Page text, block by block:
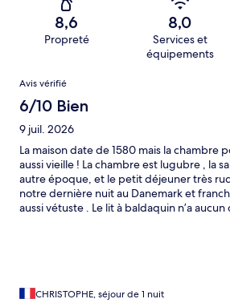
8,6
Propreté
8,0
Services et
équipements
Avis
Avis vérifié
6/10 Bien
9 juil. 2026
La maison date de 1580 mais la chambre
aussi vieille ! La chambre est lugubre , la
autre époque, et le petit déjeuner très
notre dernière nuit au Danemark et
aussi vétuste . Le lit à baldaquin n’a
CHRISTOPHE, séjour de 1 nuit